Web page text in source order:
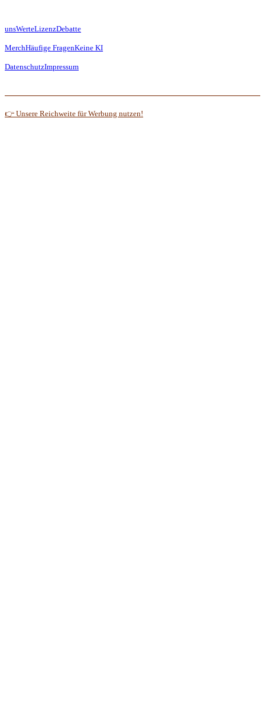
unsWerteLizenzDebatte
MerchHäufige FragenKeine KI
DatenschutzImpressum
👉 Unsere Reichweite für Werbung nutzen!